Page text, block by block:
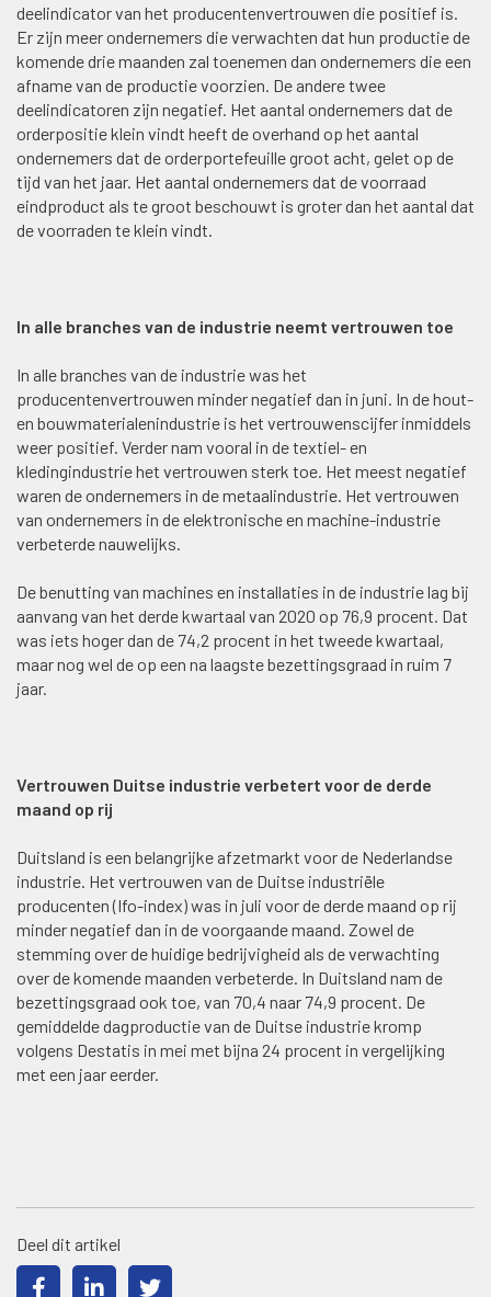
deelindicator van het producentenvertrouwen die positief is.
Er zijn meer ondernemers die verwachten dat hun productie de
komende drie maanden zal toenemen dan ondernemers die een
afname van de productie voorzien. De andere twee
deelindicatoren zijn negatief. Het aantal ondernemers dat de
orderpositie klein vindt heeft de overhand op het aantal
ondernemers dat de orderportefeuille groot acht, gelet op de
tijd van het jaar. Het aantal ondernemers dat de voorraad
eindproduct als te groot beschouwt is groter dan het aantal dat
de voorraden te klein vindt.
In alle branches van de industrie neemt vertrouwen toe
In alle branches van de industrie was het
producentenvertrouwen minder negatief dan in juni. In de hout-
en bouwmaterialenindustrie is het vertrouwenscijfer inmiddels
weer positief. Verder nam vooral in de textiel- en
kledingindustrie het vertrouwen sterk toe. Het meest negatief
waren de ondernemers in de metaalindustrie. Het vertrouwen
van ondernemers in de elektronische en machine-industrie
verbeterde nauwelijks.
De benutting van machines en installaties in de industrie lag bij
aanvang van het derde kwartaal van 2020 op 76,9 procent. Dat
was iets hoger dan de 74,2 procent in het tweede kwartaal,
maar nog wel de op een na laagste bezettingsgraad in ruim 7
jaar.
Vertrouwen Duitse industrie verbetert voor de derde
maand op rij
Duitsland is een belangrijke afzetmarkt voor de Nederlandse
industrie. Het vertrouwen van de Duitse industriële
producenten (Ifo-index) was in juli voor de derde maand op rij
minder negatief dan in de voorgaande maand. Zowel de
stemming over de huidige bedrijvigheid als de verwachting
over de komende maanden verbeterde. In Duitsland nam de
bezettingsgraad ook toe, van 70,4 naar 74,9 procent. De
gemiddelde dagproductie van de Duitse industrie kromp
volgens Destatis in mei met bijna 24 procent in vergelijking
met een jaar eerder.
Deel dit artikel